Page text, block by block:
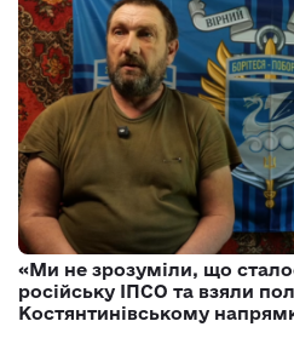
«Ми не зрозуміли, що
російську ІПСО та взяли
Костянтинівському